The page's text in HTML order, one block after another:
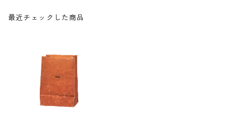
最近チェックした商品